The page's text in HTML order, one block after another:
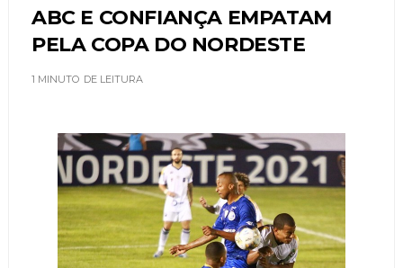
ABC E CONFIANÇA EMPATAM
PELA COPA DO NORDESTE
1 MINUTO DE LEITURA